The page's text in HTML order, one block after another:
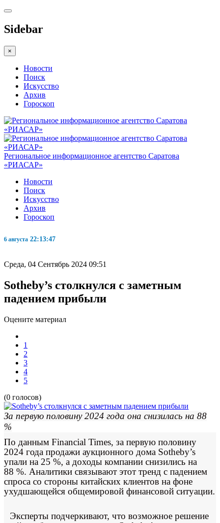
Sidebar
×
Новости
Поиск
Искусство
Архив
Гороскоп
Региональное информационное агентство Саратова
«РИАСАР»
Новости
Поиск
Искусство
Архив
Гороскоп
6 августа 22:13:48
Среда, 04 Сентябрь 2024 09:51
Sotheby’s столкнулся с заметным
падением прибыли
Оцените материал
1
2
3
4
5
(0 голосов)
За первую половину 2024 года она снизилась на 88
%
По данным Financial Times, за первую половину
2024 года продажи аукционного дома Sotheby’s
упали на 25 %, а доходы компании снизились на
88 %. Аналитики связывают этот тренд с падением
спроса со стороны китайских клиентов на фоне
ухудшающейся общемировой финансовой ситуации.
Эксперты подчеркивают, что возможное решение